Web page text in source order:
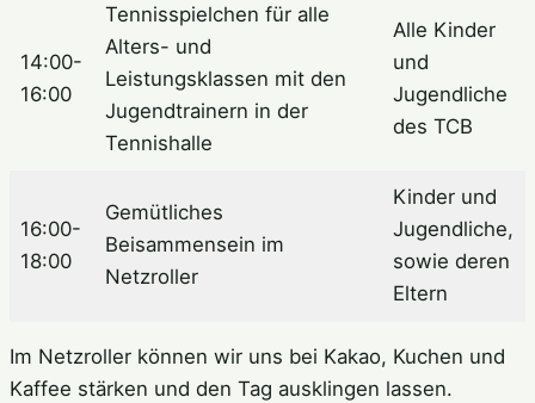
14:00-
16:00
Tennisspielchen für alle
Alters- und
Leistungsklassen mit den
Jugendtrainern in der
Tennishalle
Alle Kinder
und
Jugendliche
des TCB
16:00-
18:00
Gemütliches
Beisammensein im
Netzroller
Kinder und
Jugendliche,
sowie deren
Eltern
Im Netzroller können wir uns bei Kakao, Kuchen und
Kaffee stärken und den Tag ausklingen lassen.